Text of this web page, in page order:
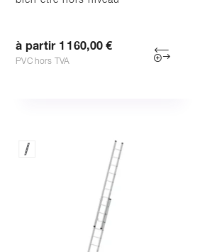
à partir 1 160,00 €
PVC hors TVA